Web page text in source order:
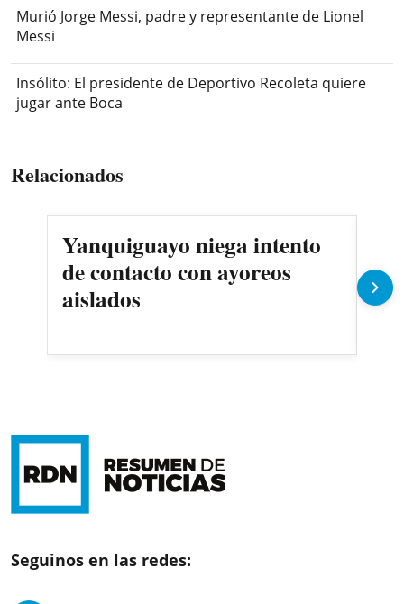
Murió Jorge Messi, padre y representante de Lionel
Messi
Insólito: El presidente de Deportivo Recoleta quiere
jugar ante Boca
Relacionados
Yanquiguayo niega intento
de contacto con ayoreos
aislados
Seguinos en las redes: